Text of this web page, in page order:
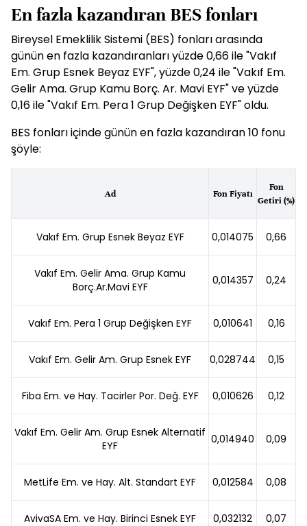
En fazla kazandıran BES fonları
Bireysel Emeklilik Sistemi (BES) fonları arasında
günün en fazla kazandıranları yüzde 0,66 ile "Vakıf
Em. Grup Esnek Beyaz EYF", yüzde 0,24 ile "Vakıf Em.
Gelir Ama. Grup Kamu Borç. Ar. Mavi EYF" ve yüzde
0,16 ile "Vakıf Em. Pera 1 Grup Değişken EYF" oldu.
BES fonları içinde günün en fazla kazandıran 10 fonu
şöyle:
Ad Fon Fiyatı
Fon
Getiri (%)
Vakıf Em. Grup Esnek Beyaz EYF 0,014075 0,66
Vakıf Em. Gelir Ama. Grup Kamu
Borç.Ar.Mavi EYF
0,014357 0,24
Vakıf Em. Pera 1 Grup Değişken EYF 0,010641 0,16
Vakıf Em. Gelir Am. Grup Esnek EYF 0,028744 0,15
Fiba Em. ve Hay. Tacirler Por. Değ. EYF 0,010626 0,12
Vakıf Em. Gelir Am. Grup Esnek Alternatif
EYF
0,014940 0,09
MetLife Em. ve Hay. Alt. Standart EYF 0,012584 0,08
AvivaSA Em. ve Hay. Birinci Esnek EYF 0,032132 0,07